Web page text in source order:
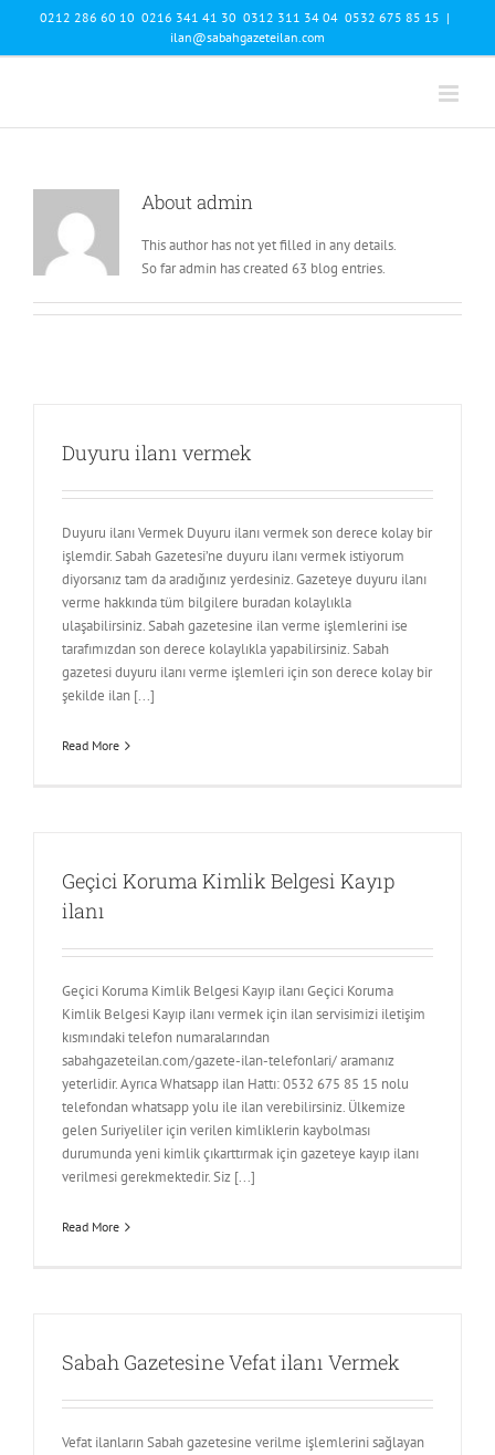
content
0212 286 60 10 0216 341 41 30 0312 311 34 04 0532 675 85 15 |
ilan@sabahgazeteilan.com
Aboutadmin
This author has not yet filled in any details.
So far admin has created 63 blog entries.
Duyuru ilanı vermek
Duyuru ilanı Vermek Duyuru ilanı vermek son derece kolay bir
işlemdir. Sabah Gazetesi’ne duyuru ilanı vermek istiyorum
diyorsanız tam da aradığınız yerdesiniz. Gazeteye duyuru ilanı
verme hakkında tüm bilgilere buradan kolaylıkla
ulaşabilirsiniz. Sabah gazetesine ilan verme işlemlerini ise
tarafımızdan son derece kolaylıkla yapabilirsiniz. Sabah
gazetesi duyuru ilanı verme işlemleri için son derece kolay bir
şekilde ilan [...]
Read More
Geçici Koruma Kimlik Belgesi Kayıp
ilanı
Geçici Koruma Kimlik Belgesi Kayıp ilanı Geçici Koruma
Kimlik Belgesi Kayıp ilanı vermek için ilan servisimizi iletişim
kısmındaki telefon numaralarından
sabahgazeteilan.com/gazete-ilan-telefonlari/ aramanız
yeterlidir. Ayrıca Whatsapp ilan Hattı: 0532 675 85 15 nolu
telefondan whatsapp yolu ile ilan verebilirsiniz. Ülkemize
gelen Suriyeliler için verilen kimliklerin kaybolması
durumunda yeni kimlik çıkarttırmak için gazeteye kayıp ilanı
verilmesi gerekmektedir. Siz [...]
Read More
Sabah Gazetesine Vefat ilanı Vermek
Vefat ilanların Sabah gazetesine verilme işlemlerini sağlayan